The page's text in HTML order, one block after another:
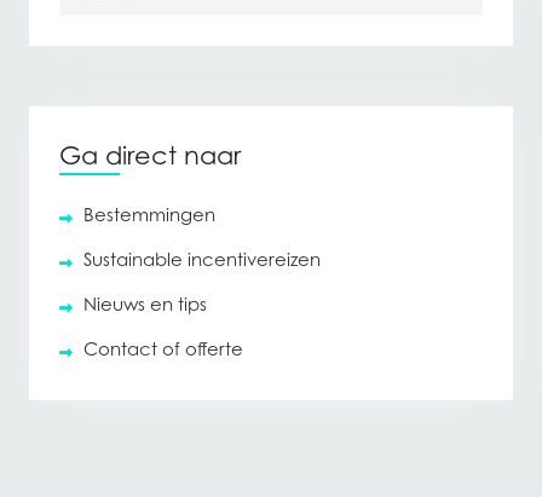
Ga direct naar
Bestemmingen
Sustainable incentivereizen
Nieuws en tips
Contact of offerte